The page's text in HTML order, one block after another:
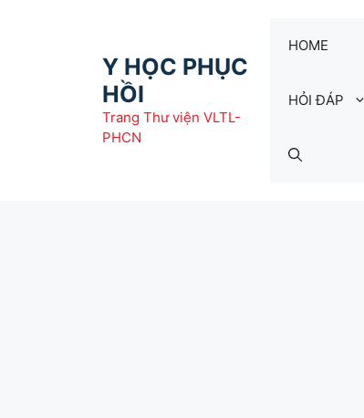
Y HỌC PHỤC
HỒI
Trang Thư viện VLTL-
PHCN
HOME
HỎI ĐÁP